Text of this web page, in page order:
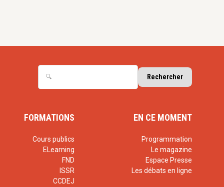
FORMATIONS
Cours publics
ELearning
FND
ISSR
CCDEJ
EN CE MOMENT
Programmation
Le magazine
Espace Presse
Les débats en ligne